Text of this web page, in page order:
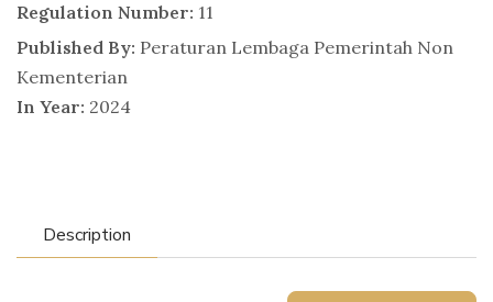
Regulation Number: 11
Published By: Peraturan Lembaga Pemerintah Non
Kementerian
In Year: 2024
Description